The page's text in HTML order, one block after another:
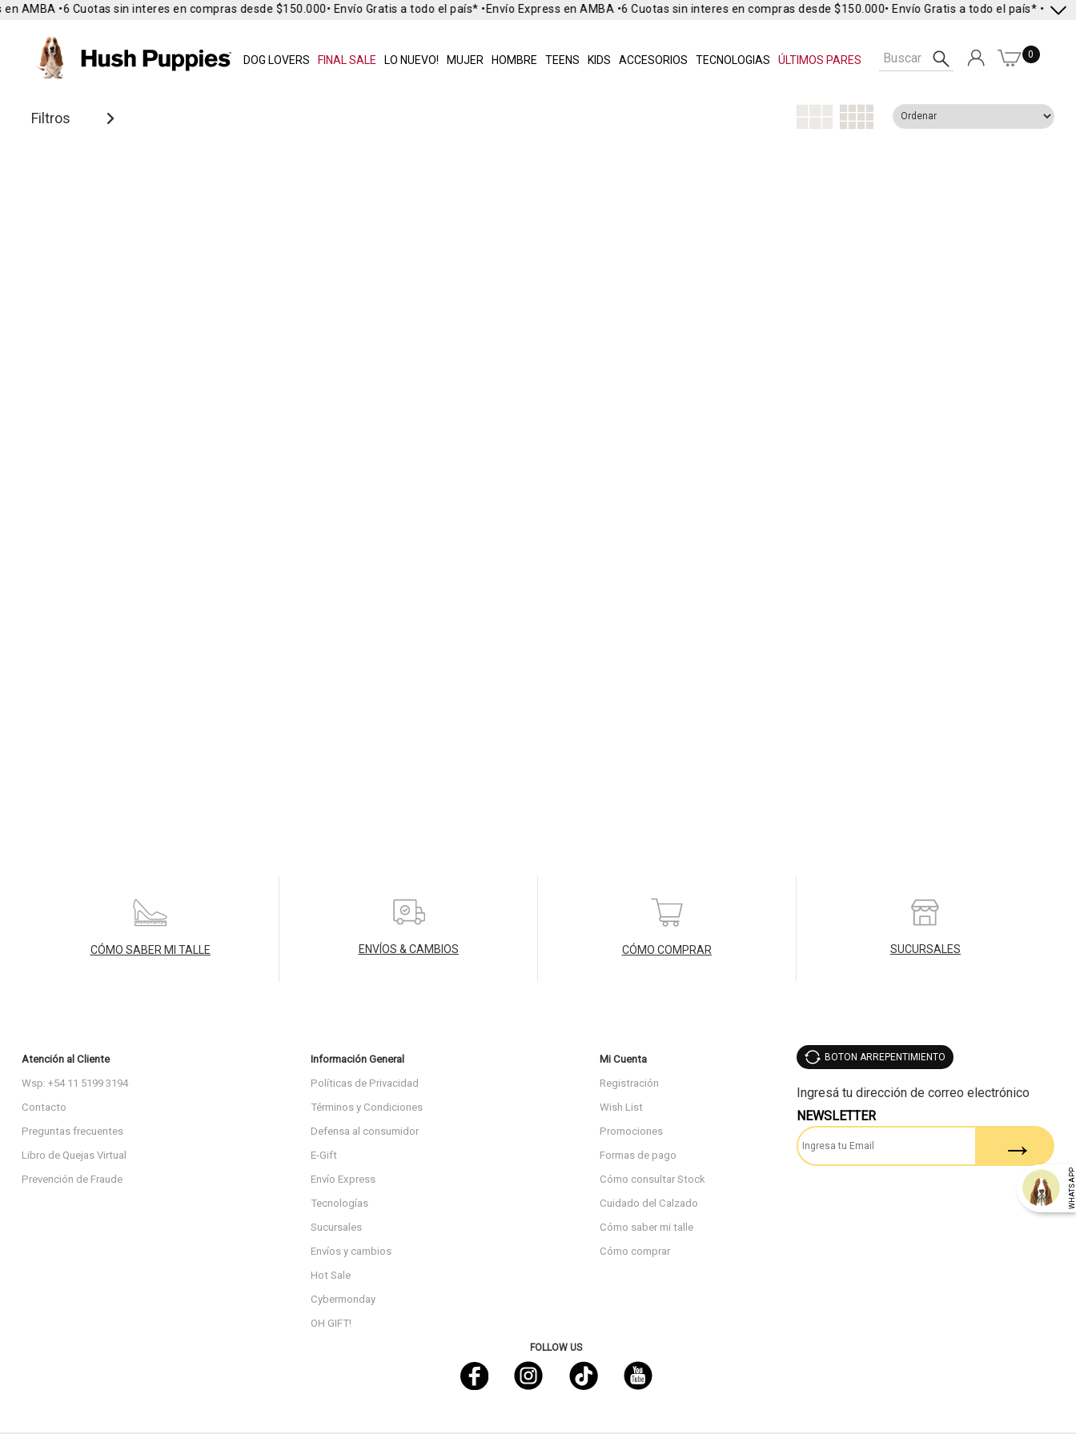
DOG LOVERS FINAL SALE LO NUEVO! MUJER HOMBRE TEENS KIDS ACCESORIOS TECNOLOGIAS ÚLTIMOS PARES
AMBA • 6 Cuotas sin interes en compras desde $150.000• Envío Gratis a todo el país* • Envío Express en AMBA •6 Cuotas sin interes en compras desde $150.000• Envío Gratis a todo el país* •Envío
0
Filtros
CÓMO SABER MI TALLE ENVÍOS & CAMBIOS CÓMO COMPRAR SUCURSALES
Atención al Cliente
Wsp: +54 11 5199 3194
Contacto
Preguntas frecuentes
Libro de Quejas Virtual
Prevención de Fraude
Información General
Políticas de Privacidad
Términos y Condiciones
Defensa al consumidor
E-Gift
Envío Express
Tecnologías
Sucursales
Envíos y cambios
Hot Sale
Cybermonday
OH GIFT!
Mi Cuenta
Registración
Wish List
Promociones
Formas de pago
Cómo consultar Stock
Cuidado del Calzado
Cómo saber mi talle
Cómo comprar
WHATSAPP
BOTON ARREPENTIMIENTO
NEWSLETTER
FOLLOW US